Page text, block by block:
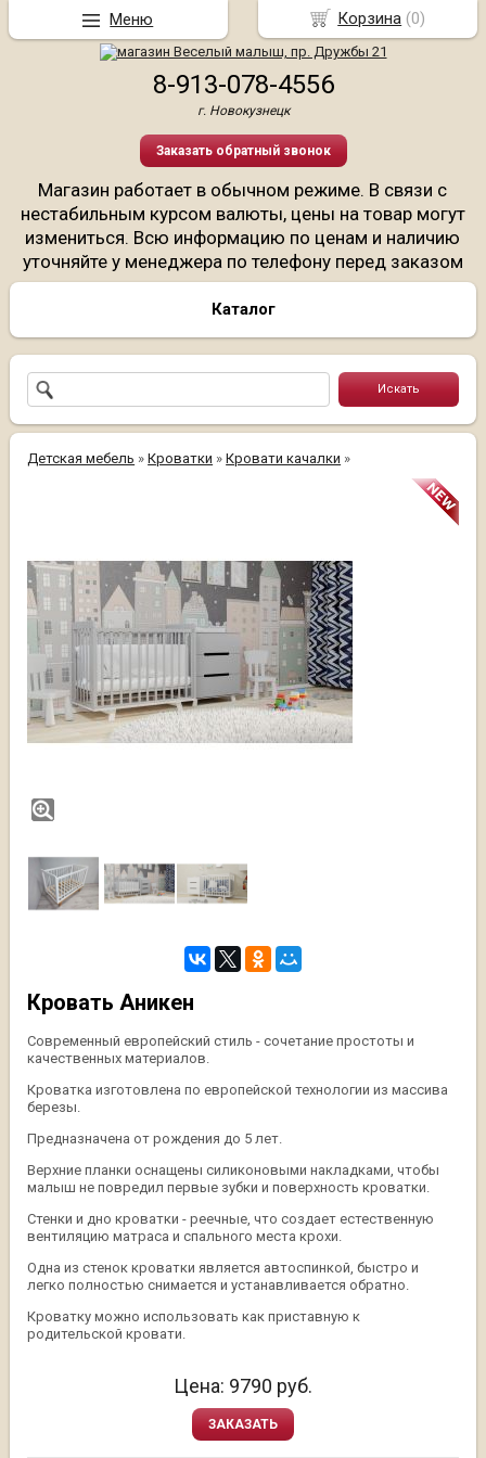
8-913-078-4556
г. Новокузнецк
Заказать обратный звонок
Магазин работает в обычном режиме. В связи с
нестабильным курсом валюты, цены на товар могут
измениться. Всю информацию по ценам и наличию
уточняйте у менеджера по телефону перед заказом
Каталог
Детская мебель »Кроватки »Кровати качалки »
Кровать Аникен
Современный европейский стиль - сочетание простоты и
качественных материалов.
Кроватка изготовлена по европейской технологии из массива
березы.
Предназначена от рождения до 5 лет.
Верхние планки оснащены силиконовыми накладками, чтобы
малыш не повредил первые зубки и поверхность кроватки.
Стенки и дно кроватки - реечные, что создает естественную
вентиляцию матраса и спального места крохи.
Одна из стенок кроватки является автоспинкой, быстро и
легко полностью снимается и устанавливается обратно.
Кроватку можно использовать как приставную к
родительской кровати.
Цена: 9790 руб.
ЗАКАЗАТЬ
Корзина (0)
Меню